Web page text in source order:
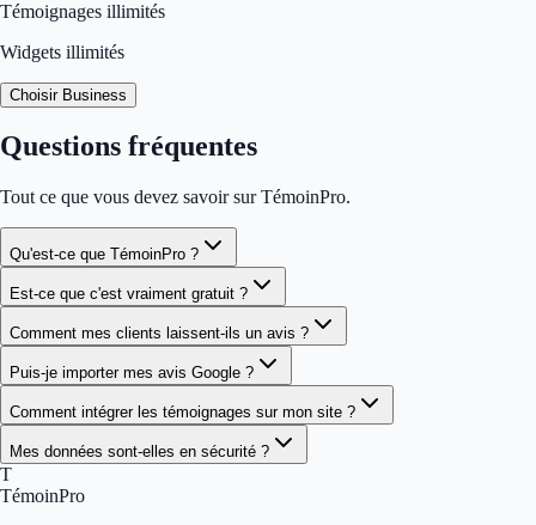
Témoignages illimités
Widgets illimités
Choisir Business
Questions fréquentes
Tout ce que vous devez savoir sur TémoinPro.
Qu'est-ce que TémoinPro ?
Est-ce que c'est vraiment gratuit ?
Comment mes clients laissent-ils un avis ?
Puis-je importer mes avis Google ?
Comment intégrer les témoignages sur mon site ?
Mes données sont-elles en sécurité ?
T
TémoinPro